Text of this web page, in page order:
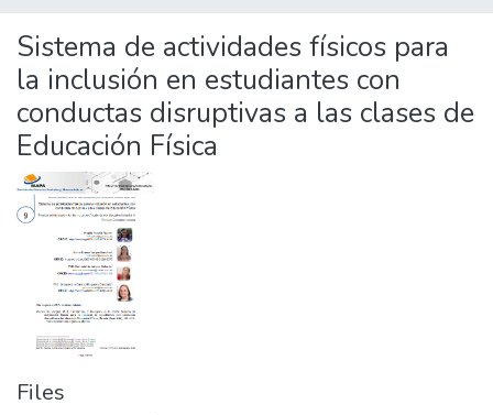
All of DSpace
Statistics
Sistema de actividades físicos para
la inclusión en estudiantes con
conductas disruptivas a las clases de
Educación Física
Files